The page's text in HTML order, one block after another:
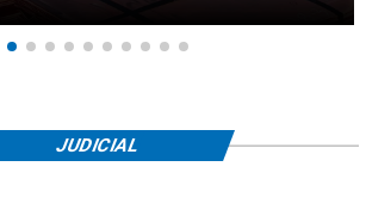
JUDICIAL